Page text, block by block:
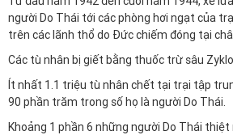
người Do Thái tới các phòng hơi ngạt của
trên các lãnh thổ do Đức chiếm đóng tại
Các tù nhân bị giết bằng thuốc trừ sâu
Ít nhất 1.1 triệu tù nhân chết tại trại tập
90 phần trăm trong số họ là người Do Thái.
Khoảng 1 phần 6 những người Do Thái